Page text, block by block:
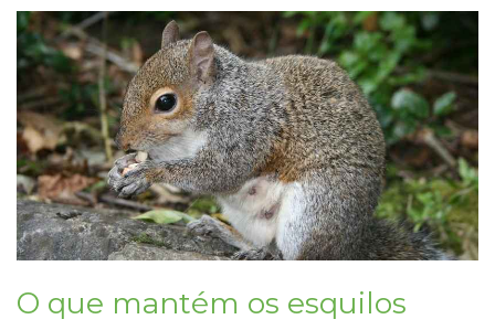
O que mantém os esquilos